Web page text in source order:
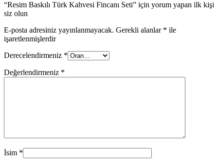
“Resim Baskılı Türk Kahvesi Fincanı Seti” için yorum yapan ilk kişi
siz olun
E-posta adresiniz yayınlanmayacak. Gerekli alanlar * ile
işaretlenmişlerdir
Derecelendirmeniz *
Değerlendirmeniz *
İsim *